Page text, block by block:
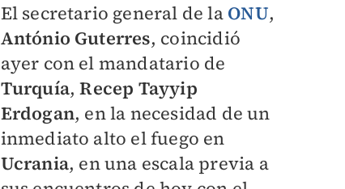
El secretario general de la ONU,
António Guterres, coincidió
ayer con el mandatario de
Turquía,Recep Tayyip
Erdogan, en la necesidad de un
inmediato alto el fuego en
Ucrania, en una escala previa a